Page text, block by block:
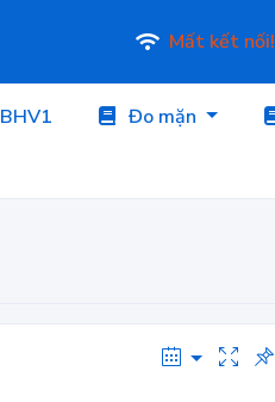
Mất kết nối!
BHV1 Đo mặn